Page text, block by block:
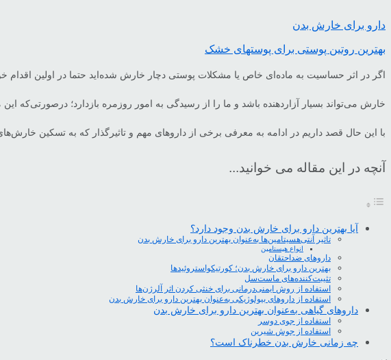
دارو برای خارش بدن
بهترین روتین پوستی برای پوستهای خشک
اگر در اثر حساسیت به ماده‌ای خاص یا مشکلات پوستی دچار خارش شده‌‌اید حتما در اولین اقدام خود
خارش‌ می‌تواند بسیار آزاردهنده باشد و ما را از رسیدگی به امور روزمره بازدارد؛
با این حال قصد داریم در ادامه به معرفی برخی از داروهای مهم و تاثیرگذار که به تسکین
آنچه در این مقاله می خوانید...
آیا بهترین دارو برای خارش بدن وجود دارد؟
تاثیر آنتی‌هسیتامین‌ها به‌عنوان بهترین دارو برای خارش بدن
انواع هیستامین‌
داروهای ضداحتقان
بهترین دارو برای خارش بدن؛ کورتیکواستروئیدها
تثیبت‌کننده‌های ماست‌سل
استفاده از روش ایمنی‌درمانی برای خنثی کردن اثر آلرژن‌ها
استفاده از داروهای بیولوژیکی به‌عنوان بهترین دارو برای خارش بدن
داروهای گیاهی به‌عنوان بهترین دارو برای خارش بدن
استفاده از جوی دوسر
استفاده از جوش شیرین
چه زمانی خارش بدن خطرناک است؟